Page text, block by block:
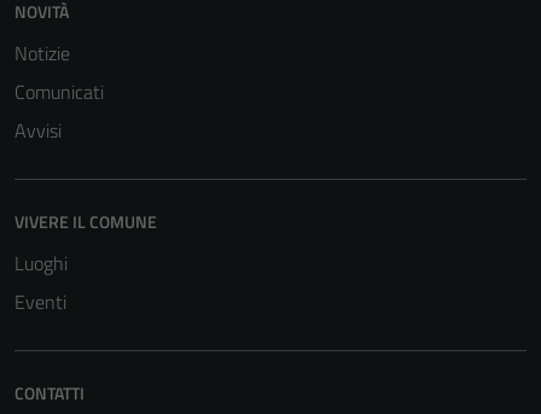
NOVITÀ
Notizie
Comunicati
Avvisi
VIVERE IL COMUNE
Luoghi
Eventi
CONTATTI